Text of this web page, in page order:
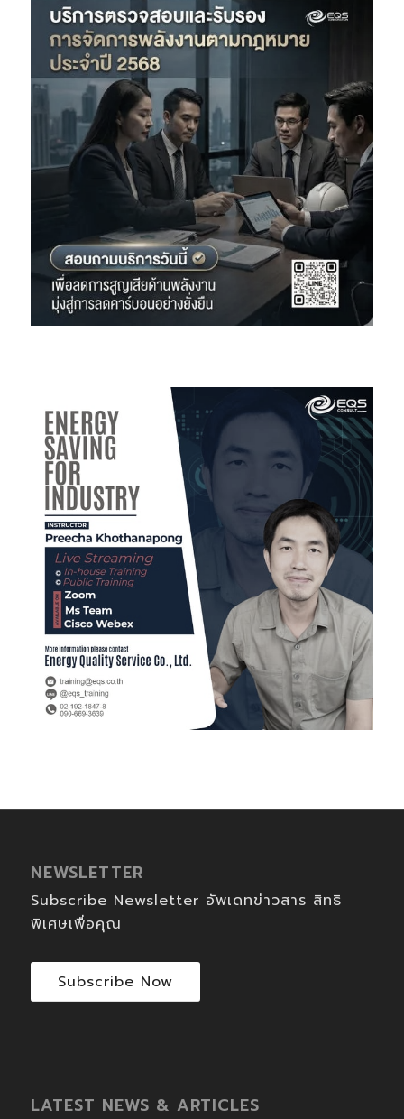
NEWSLETTER
Subscribe Newsletter อัพเดทข่าวสาร สิทธิ
พิเศษเพื่อคุณ
Subscribe Now
LATEST NEWS & ARTICLES